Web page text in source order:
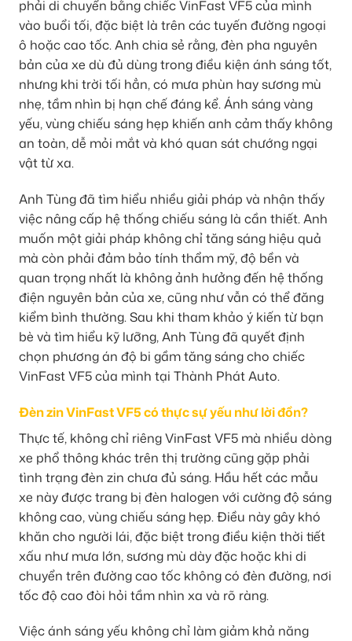
phải di chuyển bằng chiếc VinFast VF5 của mình
vào buổi tối, đặc biệt là trên các tuyến đường ngoại
ô hoặc cao tốc. Anh chia sẻ rằng, đèn pha nguyên
bản của xe dù đủ dùng trong điều kiện ánh sáng tốt,
nhưng khi trời tối hẳn, có mưa phùn hay sương mù
nhẹ, tầm nhìn bị hạn chế đáng kể. Ánh sáng vàng
yếu, vùng chiếu sáng hẹp khiến anh cảm thấy không
an toàn, dễ mỏi mắt và khó quan sát chướng ngại
vật từ xa.
Anh Tùng đã tìm hiểu nhiều giải pháp và nhận thấy
việc nâng cấp hệ thống chiếu sáng là cần thiết. Anh
muốn một giải pháp không chỉ tăng sáng hiệu quả
mà còn phải đảm bảo tính thẩm mỹ, độ bền và
quan trọng nhất là không ảnh hưởng đến hệ thống
điện nguyên bản của xe, cũng như vẫn có thể đăng
kiểm bình thường. Sau khi tham khảo ý kiến từ bạn
bè và tìm hiểu kỹ lưỡng, Anh Tùng đã quyết định
chọn phương án độ bi gầm tăng sáng cho chiếc
VinFast VF5 của mình tại Thành Phát Auto.
Đèn zin VinFast VF5 có thực sự yếu như lời đồn?
Thực tế, không chỉ riêng VinFast VF5 mà nhiều dòng
xe phổ thông khác trên thị trường cũng gặp phải
tình trạng đèn zin chưa đủ sáng. Hầu hết các mẫu
xe này được trang bị đèn halogen với cường độ sáng
không cao, vùng chiếu sáng hẹp. Điều này gây khó
khăn cho người lái, đặc biệt trong điều kiện thời tiết
xấu như mưa lớn, sương mù dày đặc hoặc khi di
chuyển trên đường cao tốc không có đèn đường, nơi
tốc độ cao đòi hỏi tầm nhìn xa và rõ ràng.
Việc ánh sáng yếu không chỉ làm giảm khả năng